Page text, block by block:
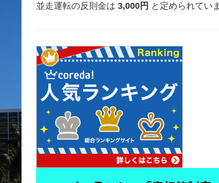
並走運転の反則金は 3,000円 と定められてい